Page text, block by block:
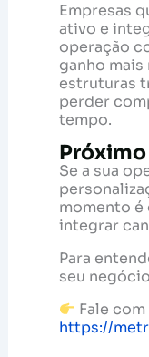
Empresas
ativo e
operação
ganho
estruturas
perder
tempo.
Se a sua
momento é
integrar
Para
seu
Fale
https://